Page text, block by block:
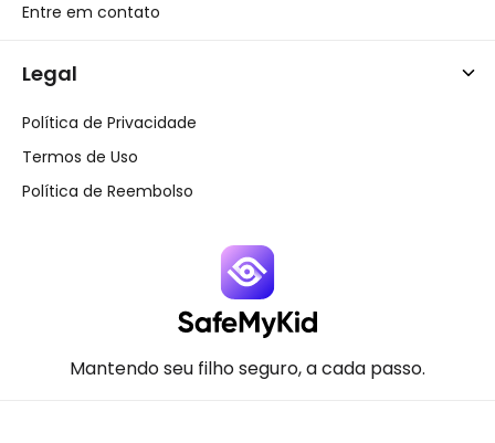
Entre em contato
Legal
Política de Privacidade
Termos de Uso
Política de Reembolso
Mantendo seu filho seguro, a cada passo.